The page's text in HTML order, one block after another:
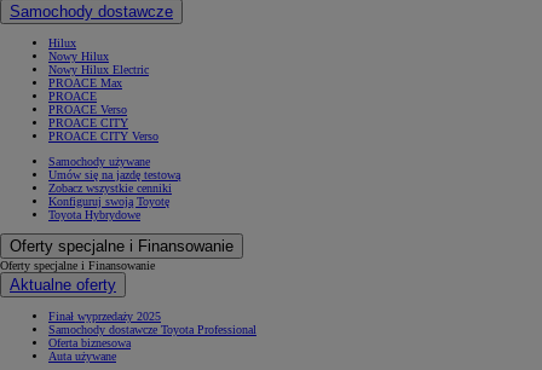
Samochody dostawcze
Hilux
Nowy Hilux
Nowy Hilux Electric
PROACE Max
PROACE
PROACE Verso
PROACE CITY
PROACE CITY Verso
Samochody używane
Umów się na jazdę testową
Zobacz wszystkie cenniki
Konfiguruj swoją Toyotę
Toyota Hybrydowe
Oferty specjalne i Finansowanie
Oferty specjalne i Finansowanie
Aktualne oferty
Finał wyprzedaży 2025
Samochody dostawcze Toyota Professional
Oferta biznesowa
Auta używane